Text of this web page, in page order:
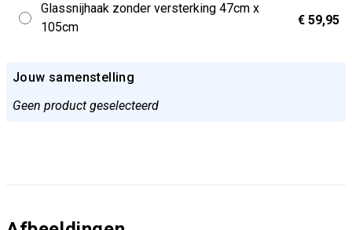
Glassnijhaak zonder versterking 47cm x
105cm
€ 59,95
Jouw samenstelling
Geen product geselecteerd